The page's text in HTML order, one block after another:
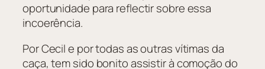
oportunidade para reflectir sobre essa
incoerência.
Por Cecil e por todas as outras vítimas da
caça, tem sido bonito assistir à comoção do